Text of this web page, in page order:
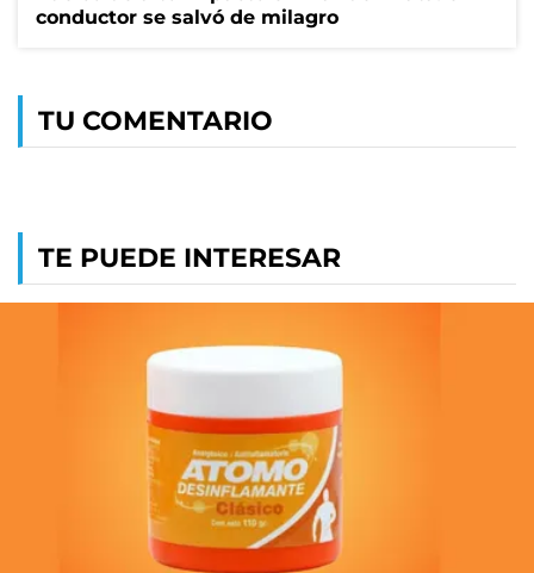
conductor se salvó de milagro
TU COMENTARIO
TE PUEDE INTERESAR